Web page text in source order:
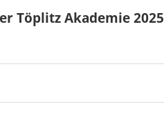
Töplitz Akademie 2025